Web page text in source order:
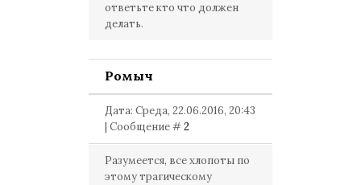
ответьте кто что должен
делать.
Ромыч
Дата: Среда, 22.06.2016, 20:43
| Сообщение #2
Разумеется, все хлопоты по
этому трагическому